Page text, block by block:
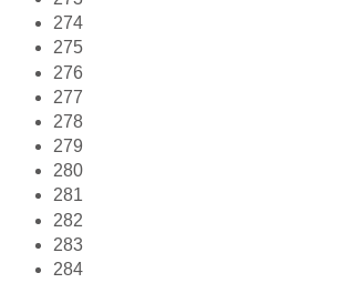
274
275
276
277
278
279
280
281
282
283
284